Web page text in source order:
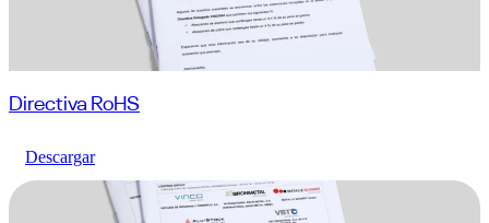
Directiva RoHS
Descargar